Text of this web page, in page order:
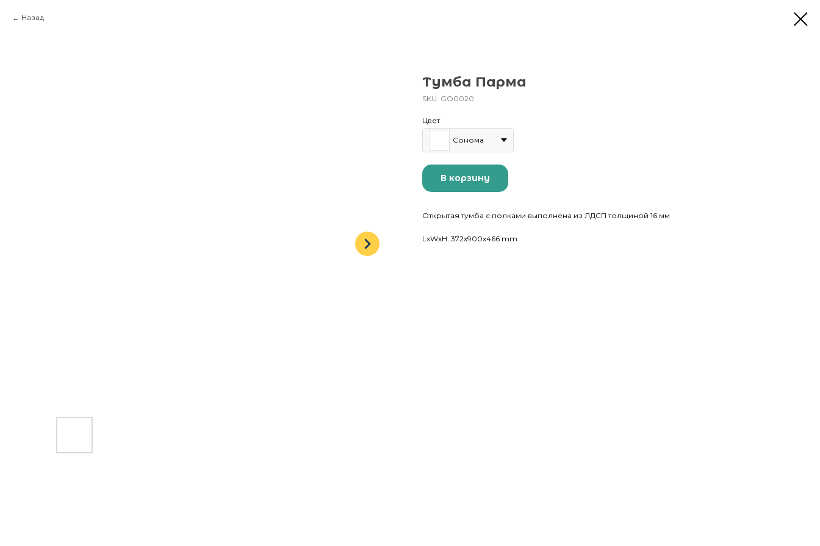
Назад
Тумба Парма
SKU: GO0020
Цвет
Сонома
В корзину
Открытая тумба с полками выполнена из ЛДСП толщиной 16 мм
LxWxH: 372x900x466 mm